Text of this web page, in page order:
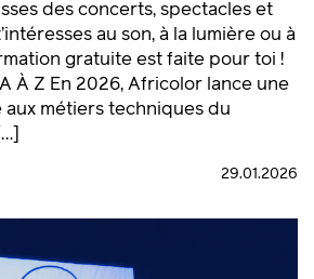
des concerts, spectacles et
au son, à la lumière ou à
gratuite est faite pour toi !
À Z En 2026, Africolor lance une
métiers techniques du
29.01.2026